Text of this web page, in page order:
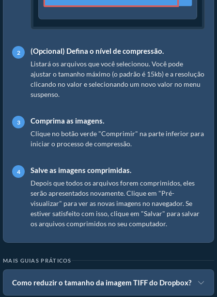
(Opcional) Defina o nível de compressão.
Listará os arquivos que você selecionou. Você pode
ajustar o tamanho máximo (o padrão é 15kb) e a resolução
clicando no valor e selecionando um novo valor no menu
suspenso.
Comprima as imagens.
Clique no botão verde "Comprimir" na parte inferior para
iniciar o processo de compressão.
Salve as imagens comprimidas.
Depois que todos os arquivos forem comprimidos, eles
serão apresentados novamente. Clique em "Pré-
visualizar" para ver as novas imagens no navegador. Se
estiver satisfeito com isso, clique em "Salvar" para salvar
os arquivos comprimidos no seu computador.
MAIS GUIAS PRÁTICOS
Como reduzir o tamanho da imagem TIFF do Dropbox?